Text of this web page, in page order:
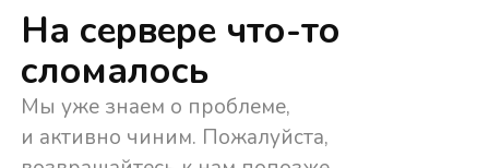
На сервере что-то
сломалось
Мы уже знаем о проблеме,
и активно чиним. Пожалуйста,